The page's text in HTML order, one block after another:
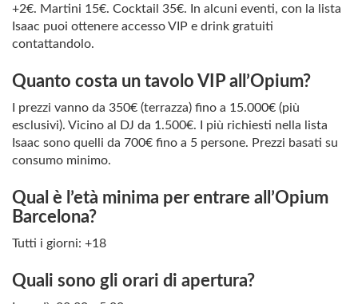
+2€. Martini 15€. Cocktail 35€. In alcuni eventi, con la lista
Isaac puoi ottenere accesso VIP e drink gratuiti
contattandolo.
Quanto costa un tavolo VIP all’Opium?
I prezzi vanno da 350€ (terrazza) fino a 15.000€ (più
esclusivi). Vicino al DJ da 1.500€. I più richiesti nella lista
Isaac sono quelli da 700€ fino a 5 persone. Prezzi basati su
consumo minimo.
Qual è l’età minima per entrare all’Opium
Barcelona?
Tutti i giorni: +18
Quali sono gli orari di apertura?